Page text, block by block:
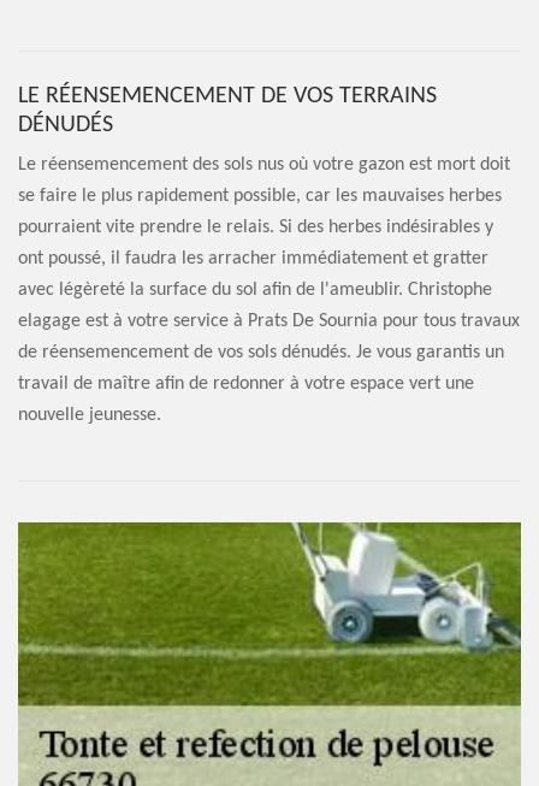
LE RÉENSEMENCEMENT DE VOS TERRAINS
DÉNUDÉS
Le réensemencement des sols nus où votre gazon est mort doit
se faire le plus rapidement possible, car les mauvaises herbes
pourraient vite prendre le relais. Si des herbes indésirables y
ont poussé, il faudra les arracher immédiatement et gratter
avec légèreté la surface du sol afin de l'ameublir. Christophe
elagage est à votre service à Prats De Sournia pour tous travaux
de réensemencement de vos sols dénudés. Je vous garantis un
travail de maître afin de redonner à votre espace vert une
nouvelle jeunesse.